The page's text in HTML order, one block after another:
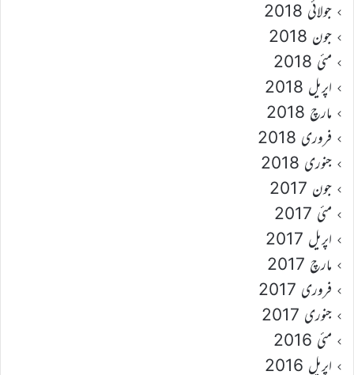
جولائی 2018
جون 2018
مئی 2018
اپریل 2018
مارچ 2018
فروری 2018
جنوری 2018
جون 2017
مئی 2017
اپریل 2017
مارچ 2017
فروری 2017
جنوری 2017
مئی 2016
اپریل 2016